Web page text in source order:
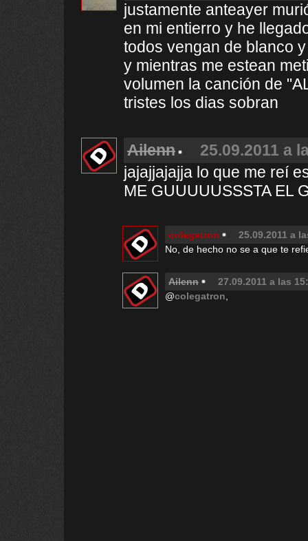
justamente anteayer
en mi entierro y he
todos vengan de blanco
y mientras me estean
volumen la canción de
tristes los dias sobran
Ailenn
25.09.2011 a
jajajjajajja lo que me reí
ME GUUUUUSSSTA EL
colegatron
25.09.2011 a
No, de hecho no se a que te
Ailenn
27.09.2011 a las
@colegatron